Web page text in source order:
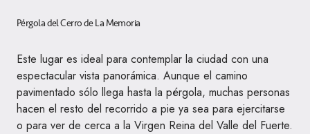
Pérgola del Cerro de La Memoria
Este lugar es ideal para contemplar la ciudad con una
espectacular vista panorámica. Aunque el camino
pavimentado sólo llega hasta la pérgola, muchas personas
hacen el resto del recorrido a pie ya sea para ejercitarse
o para ver de cerca a la Virgen Reina del Valle del Fuerte.